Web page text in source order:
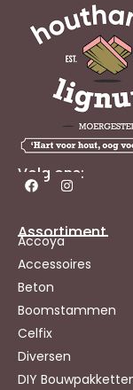
Volg ons:
Assortiment
Accoya
Accessoires
Beton
Boomstammen
Celfix
Diversen
DIY